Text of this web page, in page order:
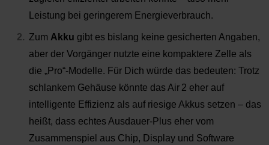
Leistung bei geringerem Energieverbrauch.
Zum Akku gibt es bislang keine gesicherten Angaben,
aber der Vorgänger nutzte eine kompaktere Zelle als
die „Pro“-Modelle. Für Dich würde das bedeuten: Trotz
schlankem Gehäuse könnte das Air 2 eher auf
intelligente Effizienz als auf riesige Akkus setzen – das
heißt, dass echtes Ausdauer‑Plus eher vom
Zusammenspiel aus Chip, Display und Software